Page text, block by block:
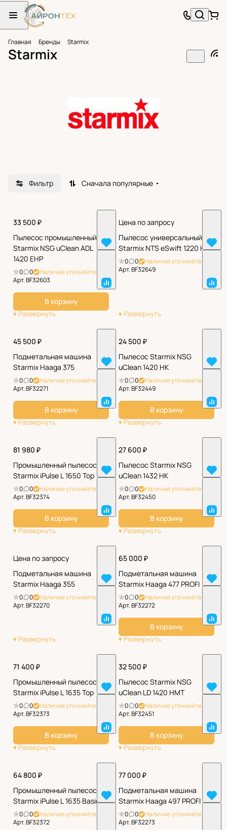
Главная Бренды Starmix
Starmix
Фильтр Сначала популярные
33 500 ₽
Пылесос промышленный
Starmix NSG uClean ADL
1420 EHP
0 0
Наличие уточняйте
Арт.BF32603
В корзину
Цена по запросу
Пылесос универсальный
Starmix NTS eSwift 1220 HK
0 0
Наличие уточняйте
Арт.BF32649
45 500 ₽
Подметальная машина
Starmix Haaga 375
0 0
Наличие уточняйте
Арт.BF32271
В корзину
24 500 ₽
Пылесос Starmix NSG
uClean 1420 НК
0 0
Наличие уточняйте
Арт.BF32449
В корзину
81 980 ₽
Промышленный пылесос
Starmix iPulse L 1650 Top
0 0
Наличие уточняйте
Арт.BF32374
В корзину
27 600 ₽
Пылесос Starmix NSG
uClean 1432 НК
0 0
Наличие уточняйте
Арт.BF32450
В корзину
Цена по запросу
Подметальная машина
Starmix Haaga 355
0 0
Наличие уточняйте
Арт.BF32270
65 000 ₽
Подметальная машина
Starmix Haaga 477 PROFI
0 0
Наличие уточняйте
Арт.BF32272
В корзину
71 400 ₽
Промышленный пылесос
Starmix iPulse L 1635 Top
0 0
Наличие уточняйте
Арт.BF32373
В корзину
32 500 ₽
Пылесос Starmix NSG
uClean LD 1420 НМТ
0 0
Наличие уточняйте
Арт.BF32451
В корзину
64 800 ₽
Промышленный пылесос
Starmix iPulse L 1635 Basic
0 0
Наличие уточняйте
Арт.BF32372
77 000 ₽
Подметальная машина
Starmix Haaga 497 PROFI
0 0
Наличие уточняйте
Арт.BF32273